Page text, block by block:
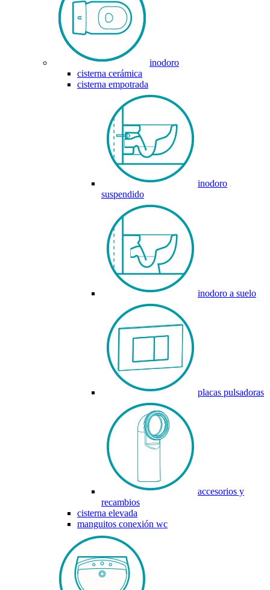
inodoro
cisterna cerámica
cisterna empotrada
inodoro
suspendido
inodoro a suelo
placas pulsadoras
accesorios y
recambios
cisterna elevada
manguitos conexión wc